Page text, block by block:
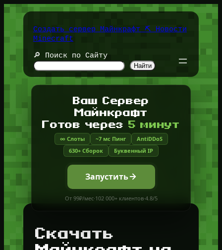
Перейти
содержимомуСоздать сервер Майнкрафт ⛏️ Новости
Minecraft
🔎 Поиск по Сайту
Найти
Ваш Сервер
Майнкрафт
Готов через 5 минут
∞ Слоты ~7 мс Пинг
AntiDDoS
630+ Сборок
Буквенный IP
Запустить
От 99₽/мес·102 000+ клиентов·4.8/5
Скачать